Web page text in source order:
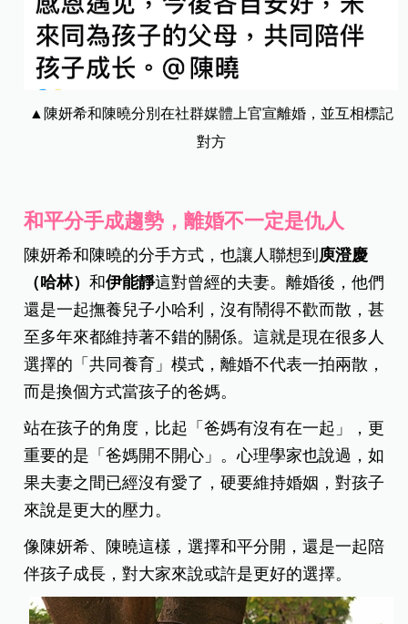
▲陳妍希和陳曉分別在社群媒體上官宣離婚，並互相標記
對方
和平分手成趨勢，離婚不一定是仇人
陳妍希和陳曉的分手方式，也讓人聯想到 庾澄慶
（哈林）和伊能靜這對曾經的夫妻。離婚後，他們
還是一起撫養兒子小哈利，沒有鬧得不歡而散，甚
至多年來都維持著不錯的關係。這就是現在很多人
選擇的「共同養育」模式，離婚不代表一拍兩散，
而是換個方式當孩子的爸媽。
站在孩子的角度，比起「爸媽有沒有在一起」，更
重要的是「爸媽開不開心」。心理學家也說過，如
果夫妻之間已經沒有愛了，硬要維持婚姻，對孩子
來說是更大的壓力。
像陳妍希、陳曉這樣，選擇和平分開，還是一起陪
伴孩子成長，對大家來說或許是更好的選擇。